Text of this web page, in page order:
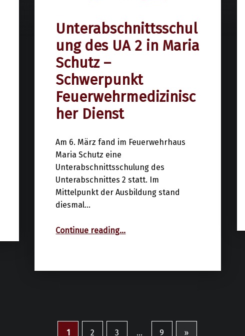
Unterabschnittsschul
ung des UA 2 in Maria
Schutz –
Schwerpunkt
Feuerwehrmedizinisc
her Dienst
Am 6. März fand im Feuerwehrhaus
Maria Schutz eine
Unterabschnittsschulung des
Unterabschnittes 2 statt. Im
Mittelpunkt der Ausbildung stand
diesmal…
Continue reading“Unterabschnittsschulung des UA 2 in Maria Schutz – Schwerpunkt Feuerwehrmedizinischer Dienst”
…
6. März 2026
1 2 3 … 9 Next page
»